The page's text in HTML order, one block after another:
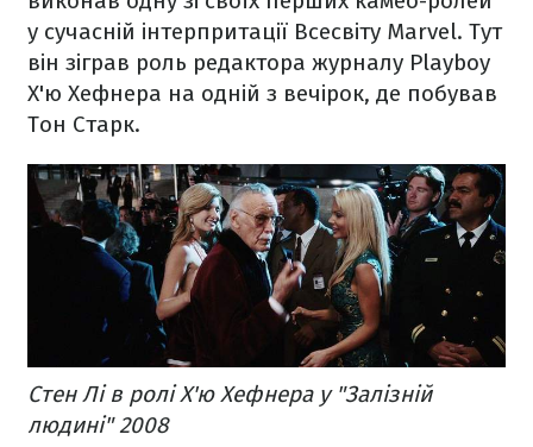
у сучасній інтерпритації Всесвіту Marvel. Тут
він зіграв роль редактора журналу Playboy
Х'ю Хефнера на одній з вечірок, де побував
Тон Старк.
Стен Лі в ролі Х'ю Хефнера у "Залізній
людині" 2008